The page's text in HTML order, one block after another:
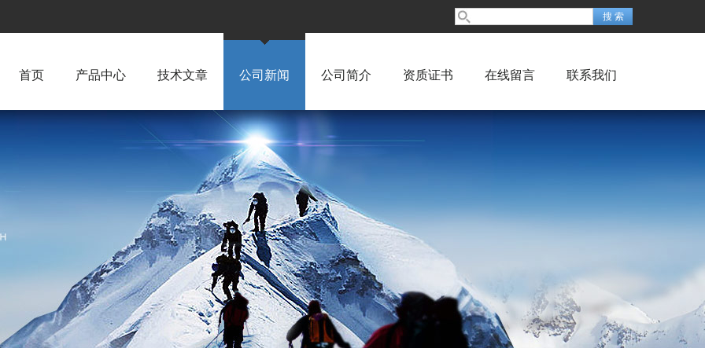
首页 产品中心 技术文章 公司新闻 公司简介 资质证书 在线留言 联系我们